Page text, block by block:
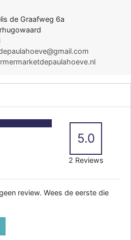
de Graafweg 6a
5.0
2 Reviews
review. Wees de eerste die